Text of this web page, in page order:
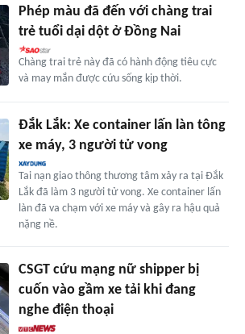
Phép màu đã đến với chàng trai
trẻ tuổi dại dột ở Đồng Nai
Chàng trai trẻ này đã có hành động tiêu cực
và may mắn được cứu sống kịp thời.
Đắk Lắk: Xe container lấn làn tông
xe máy, 3 người tử vong
Tai nạn giao thông thương tâm xảy ra tại Đắk
Lắk đã làm 3 người tử vong. Xe container lấn
làn đã va chạm với xe máy và gây ra hậu quả
nặng nề.
CSGT cứu mạng nữ shipper bị
cuốn vào gầm xe tải khi đang
nghe điện thoại